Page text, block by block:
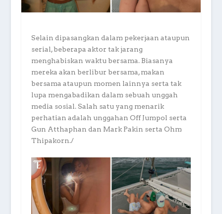
Selain dipasangkan dalam pekerjaan ataupun
serial, beberapa aktor tak jarang
menghabiskan waktu bersama. Biasanya
mereka akan berlibur bersama, makan
bersama ataupun momen lainnya serta tak
lupa mengabadikan dalam sebuah unggah
media sosial. Salah satu yang menarik
perhatian adalah unggahan Off Jumpol serta
Gun Atthaphan dan Mark Pakin serta Ohm
Thipakorn./